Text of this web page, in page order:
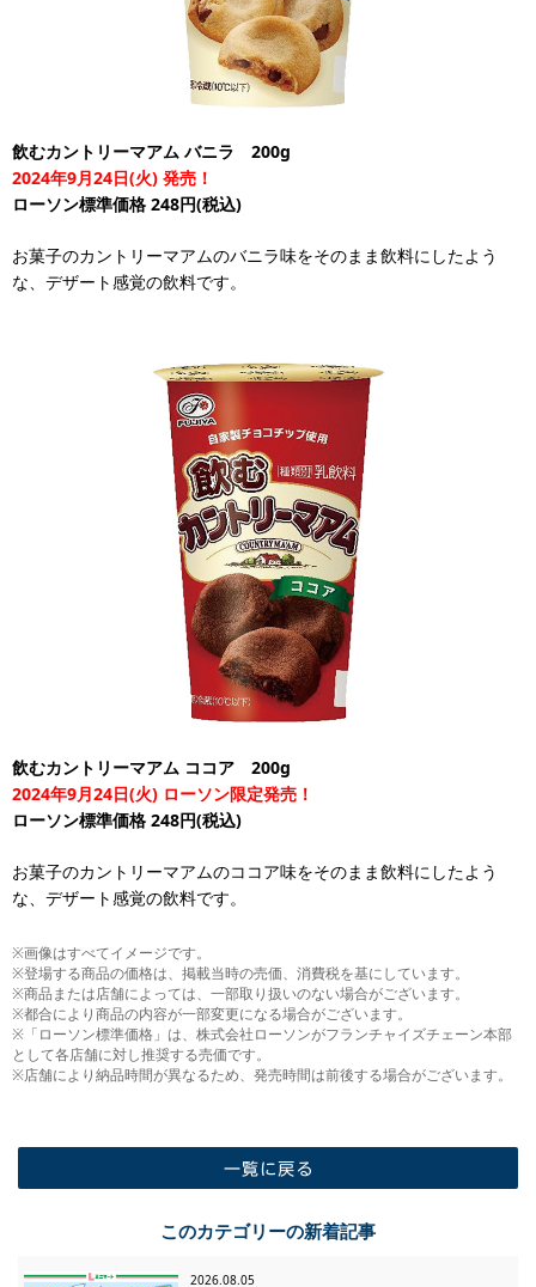
飲むカントリーマアム バニラ 200g
2024年9月24日(火) 発売！
ローソン標準価格 248円(税込)
お菓子のカントリーマアムのバニラ味をそのまま飲料にしたよう
な、デザート感覚の飲料です。
飲むカントリーマアム ココア 200g
2024年9月24日(火) ローソン限定発売！
ローソン標準価格 248円(税込)
お菓子のカントリーマアムのココア味をそのまま飲料にしたよう
な、デザート感覚の飲料です。
※画像はすべてイメージです。
※登場する商品の価格は、掲載当時の売価、消費税を基にしています。
※商品または店舗によっては、一部取り扱いのない場合がございます。
※都合により商品の内容が一部変更になる場合がございます。
※「ローソン標準価格」は、株式会社ローソンがフランチャイズチェーン本部
として各店舗に対し推奨する売価です。
※店舗により納品時間が異なるため、発売時間は前後する場合がございます。
このカテゴリーの新着記事
2026.08.05